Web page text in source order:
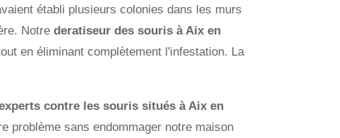
établi plusieurs colonies dans les murs
Notre deratiseur des souris à Aix en
en éliminant complètement l'infestation. La
contre les souris situés à Aix en
problème sans endommager notre maison